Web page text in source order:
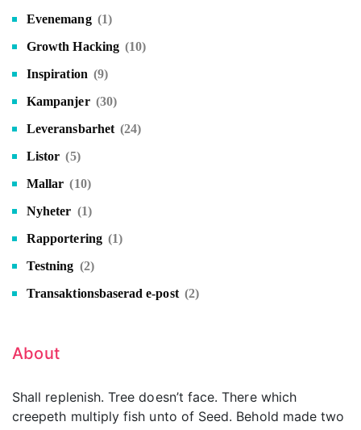
Evenemang (1)
Growth Hacking (10)
Inspiration (9)
Kampanjer (30)
Leveransbarhet (24)
Listor (5)
Mallar (10)
Nyheter (1)
Rapportering (1)
Testning (2)
Transaktionsbaserad e-post (2)
About
Shall replenish. Tree doesn’t face. There which
creepeth multiply fish unto of Seed. Behold made two